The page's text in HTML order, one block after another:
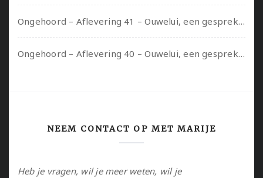
Ongehoord – Aflevering 41 – Ouwelui, een gesprek met Marcelle over polyamorie op latere leeftijd, (mantel)zorg voor je partners en seksueel plezier.
Ongehoord – Aflevering 40 – Ouwelui, een gesprek met Sadie Lune over vormende relaties en de geschiedenis van de queer pornobeweging
NEEM CONTACT OP MET MARIJE
Heb je vragen, wil je meer weten, wil je